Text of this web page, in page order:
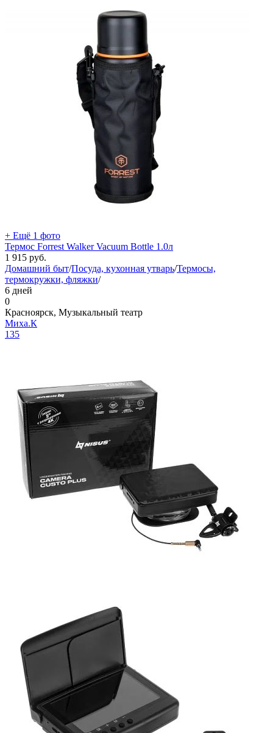
+ Ещё 1 фото
Термос Forrest Walker Vacuum Bottle 1.0л
1 915 руб.
Домашний быт/Посуда, кухонная утварь/Термосы,
термокружки, фляжки/
6 дней
0
Красноярск, Музыкальный театр
Миха.К
135